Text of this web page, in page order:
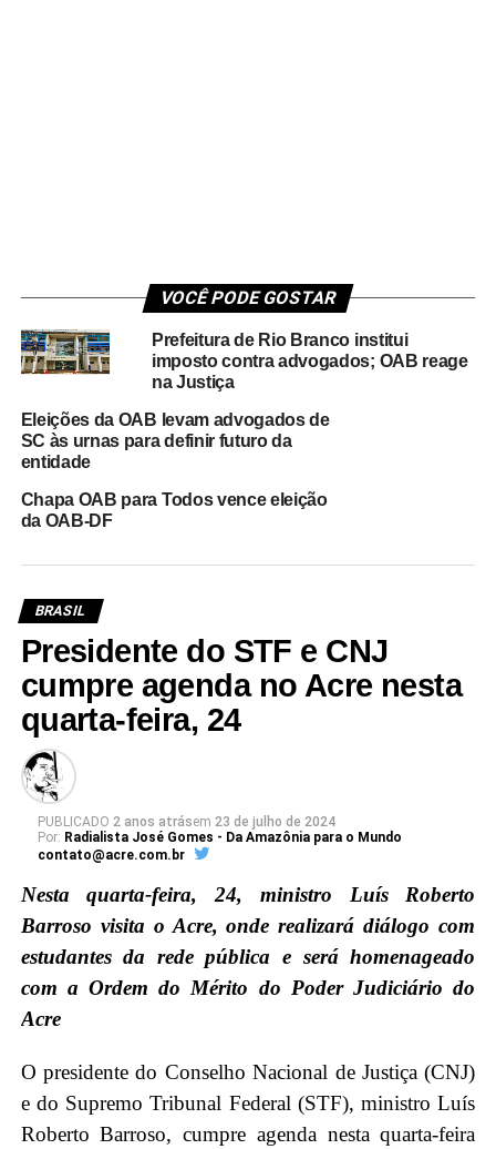
VOCÊ PODE GOSTAR
Prefeitura de Rio Branco institui
imposto contra advogados; OAB reage
na Justiça
Eleições da OAB levam advogados de
SC às urnas para definir futuro da
entidade
Chapa OAB para Todos vence eleição
da OAB-DF
BRASIL
Presidente do STF e CNJ
cumpre agenda no Acre nesta
quarta-feira, 24
PUBLICADO 2 anos atrásem 23 de julho de 2024
Por: Radialista José Gomes - Da Amazônia para o Mundo
contato@acre.com.br
Nesta quarta-feira, 24, ministro Luís Roberto
Barroso visita o Acre, onde realizará diálogo com
estudantes da rede pública e será homenageado
com a Ordem do Mérito do Poder Judiciário do
Acre
O presidente do Conselho Nacional de Justiça (CNJ)
e do Supremo Tribunal Federal (STF), ministro Luís
Roberto Barroso, cumpre agenda nesta quarta-feira